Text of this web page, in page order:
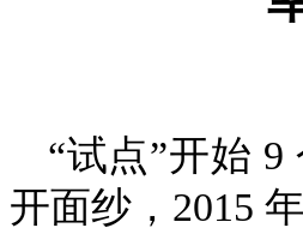
“试点”开始
开面纱，2015